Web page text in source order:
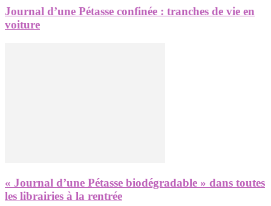
Journal d’une Pétasse confinée : tranches de vie en
voiture
« Journal d’une Pétasse biodégradable » dans toutes
les librairies à la rentrée